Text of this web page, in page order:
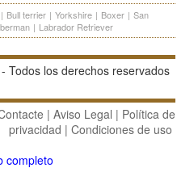
| Bull terrier | Yorkshire | Boxer | San
| Labrador Retriever
Todos los derechos reservados
| Aviso Legal | Política de
privacidad | Condiciones de uso
completo